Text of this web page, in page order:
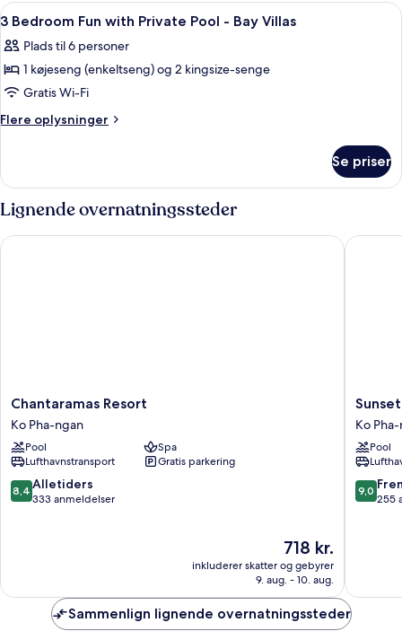
Bedrooms
Indlæs
alle
billeder
af
3
Bedroom
Private
-
Bay
Et soveværelse med en stor seng,
18
3 Bedroom Fun with Private Pool - Bay Villas
Plads til 6 personer
1 køjeseng (enkeltseng) og 2 kingsize-senge
Gratis Wi-Fi
Flere oplysninger
Flere
Bedroom
Fun
with
Private
Pool
Se priser
Lignende overnatningssteder
Chantaramas
Resort
Ko
Pha-
ngan
Chantaramas Resort
Ko Pha-ngan
Pool
Spa
Lufthavnstransport
Gratis parkering
8.4
ud
8,4 Alletiders
333 anmeldelser
Prisen
718 kr.
718 kr.
inkluderer skatter og gebyrer
9. aug. - 10. aug.
Chantaramas Resort
Sunset
Hill
Resort
Ko
Pha-
ngan
Ko
Pool
9.0
ud
9,0
255
Sunset
Sammenlign lignende overnatningssteder